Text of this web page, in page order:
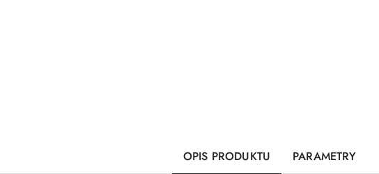
OPIS PRODUKTU PARAMETRY